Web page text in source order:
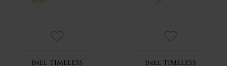
Inel TIMELESS Inel TIMELESS